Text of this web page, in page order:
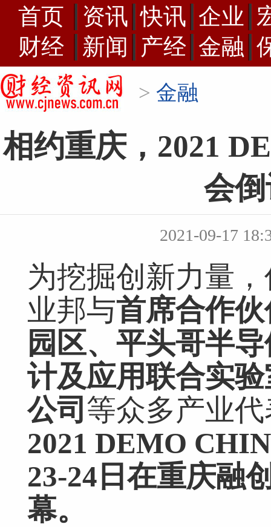
首页 资讯 快讯 企业
财经
新闻 产经 金融
> 金融
相约重庆，2021
会
2021-09-17
为挖掘创新力量
业邦与首席合作
园区、平头哥半
计及应用联合实
公司 等众多产业
2021 DEMO
23-24日在重庆融
幕。